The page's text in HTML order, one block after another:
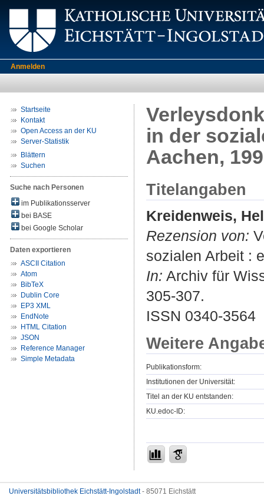
Anmelden
Startseite
Kontakt
Open Access an der KU
Server-Statistik
Blättern
Suchen
Suche nach Personen
im Publikationsserver
bei BASE
bei Google Scholar
Daten exportieren
ASCII Citation
Atom
BibTeX
Dublin Core
EP3 XML
EndNote
HTML Citation
JSON
Reference Manager
Simple Metadata
in der
Aachen,
Titelangaben
Kreidenweis,
Rezension von:
sozialen Arbeit :
In: Archiv für
305-307.
ISSN 0340-3564
Weitere
Publikationsform:
Institutionen der Universität:
Titel an der KU entstanden:
KU.edoc-ID:
Universitätsbibliothek Eichstätt-Ingolstadt- 85071 Eichstätt